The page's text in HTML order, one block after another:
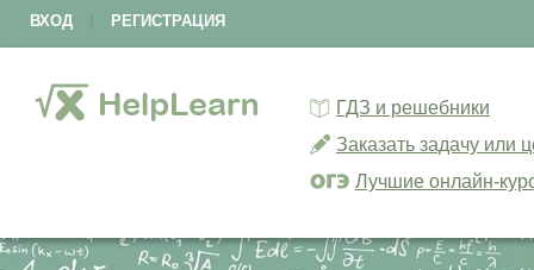
ВХОД РЕГИСТРАЦИЯ
ГДЗ и решебники
Заказать задачу или
Лучшие онлайн-